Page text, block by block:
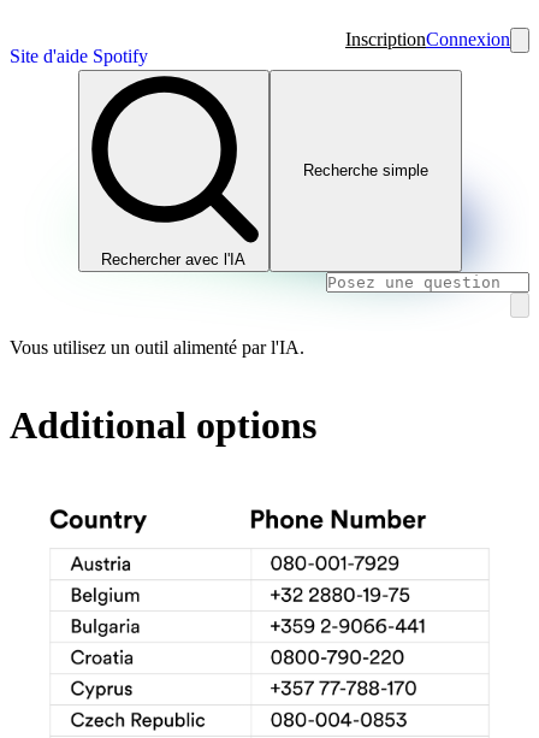
Site d'aide Spotify
InscriptionConnexion
Rechercher avec l'IA
Recherche simple
Vous utilisez un outil alimenté par l'IA.
Additional options